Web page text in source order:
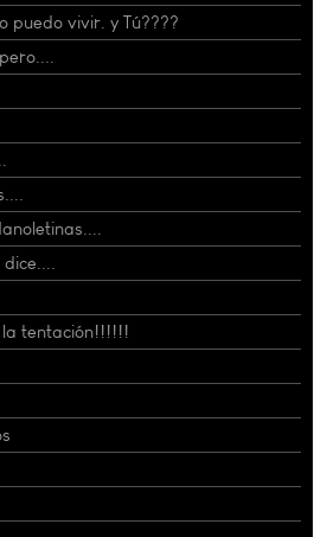
puedo vivir. y Tú????
tentación!!!!!!